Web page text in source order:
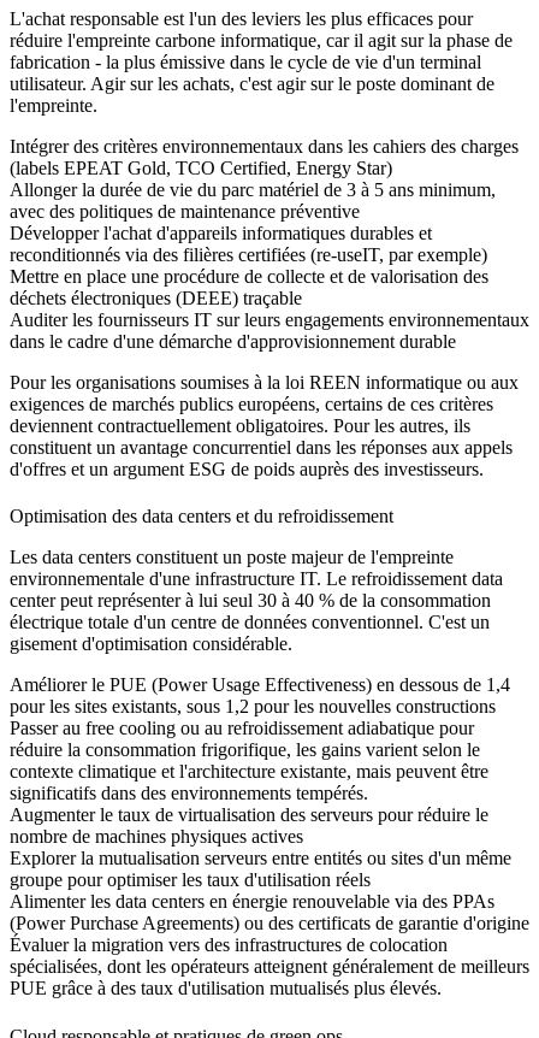
L'achat responsable est l'un des leviers les plus efficaces pour
réduire l'empreinte carbone informatique, car il agit sur la phase de
fabrication - la plus émissive dans le cycle de vie d'un terminal
utilisateur. Agir sur les achats, c'est agir sur le poste dominant de
l'empreinte.
Intégrer des critères environnementaux dans les cahiers des charges
(labels EPEAT Gold, TCO Certified, Energy Star)
Allonger la durée de vie du parc matériel de 3 à 5 ans minimum,
avec des politiques de maintenance préventive
Développer l'achat d'appareils informatiques durables et
reconditionnés via des filières certifiées (re-useIT, par exemple)
Mettre en place une procédure de collecte et de valorisation des
déchets électroniques (DEEE) traçable
Auditer les fournisseurs IT sur leurs engagements environnementaux
dans le cadre d'une démarche d'approvisionnement durable
Pour les organisations soumises à la loi REEN informatique ou aux
exigences de marchés publics européens, certains de ces critères
deviennent contractuellement obligatoires. Pour les autres, ils
constituent un avantage concurrentiel dans les réponses aux appels
d'offres et un argument ESG de poids auprès des investisseurs.
Optimisation des data centers et du refroidissement
Les data centers constituent un poste majeur de l'empreinte
environnementale d'une infrastructure IT. Le refroidissement data
center peut représenter à lui seul 30 à 40 % de la consommation
électrique totale d'un centre de données conventionnel. C'est un
gisement d'optimisation considérable.
Améliorer le PUE (Power Usage Effectiveness) en dessous de 1,4
pour les sites existants, sous 1,2 pour les nouvelles constructions
Passer au free cooling ou au refroidissement adiabatique pour
réduire la consommation frigorifique, les gains varient selon le
contexte climatique et l'architecture existante, mais peuvent être
significatifs dans des environnements tempérés.
Augmenter le taux de virtualisation des serveurs pour réduire le
nombre de machines physiques actives
Explorer la mutualisation serveurs entre entités ou sites d'un même
groupe pour optimiser les taux d'utilisation réels
Alimenter les data centers en énergie renouvelable via des PPAs
(Power Purchase Agreements) ou des certificats de garantie d'origine
Évaluer la migration vers des infrastructures de colocation
spécialisées, dont les opérateurs atteignent généralement de meilleurs
PUE grâce à des taux d'utilisation mutualisés plus élevés.